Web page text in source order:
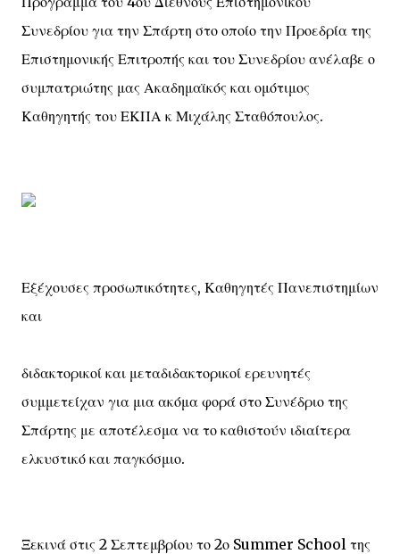
Συνεδρίου για την Σπάρτη στο οποίο την Προεδρία της
Επιστημονικής Επιτροπής και του Συνεδρίου ανέλαβε ο
συμπατριώτης μας Ακαδημαϊκός και ομότιμος
Καθηγητής του ΕΚΠΑ κ Μιχάλης Σταθόπουλος.
Εξέχουσες προσωπικότητες, Καθηγητές Πανεπιστημίων
και
διδακτορικοί και μεταδιδακτορικοί ερευνητές
συμμετείχαν για μια ακόμα φορά στο Συνέδριο της
Σπάρτης με αποτέλεσμα να το καθιστούν ιδιαίτερα
ελκυστικό και παγκόσμιο.
Ξεκινά στις 2 Σεπτεμβρίου το 2ο Summer School της